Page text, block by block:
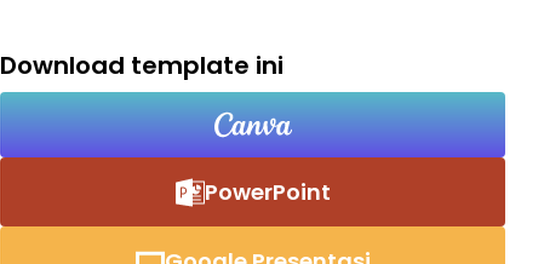
Download template ini
PowerPoint